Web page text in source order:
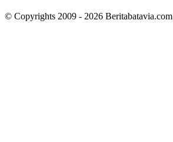
© Copyrights 2009 - 2026 Beritabatavia.com